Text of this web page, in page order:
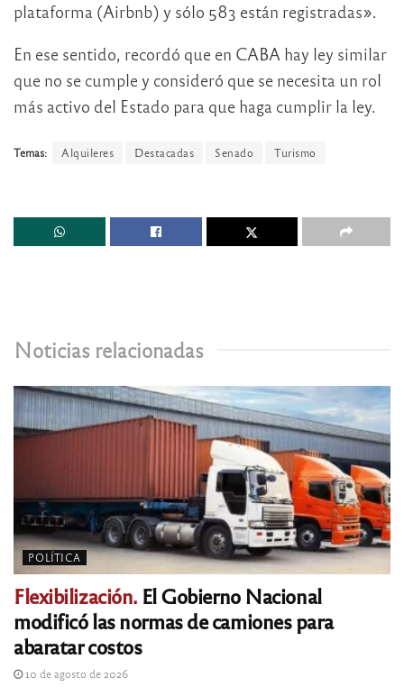
plataforma (Airbnb) y sólo 583 están registradas».
En ese sentido, recordó que en CABA hay ley similar
que no se cumple y consideró que se necesita un rol
más activo del Estado para que haga cumplir la ley.
Temas: Alquileres Destacadas Senado Turismo
Noticias relacionadas
POLÍTICA
Flexibilización.El Gobierno Nacional
modificó las normas de camiones para
abaratar costos
10 de agosto de 2026